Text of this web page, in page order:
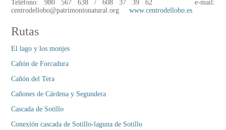
Teléfono: 980 567 638 / 608 37 39 62 e-mail:
centrodellobo@patrimonionatural.org www.centrodellobo.es
Rutas
El lago y los monjes
Cañón de Forcadura
Cañón del Tera
Cañones de Cárdena y Segundera
Cascada de Sotillo
Conexión cascada de Sotillo-laguna de Sotillo